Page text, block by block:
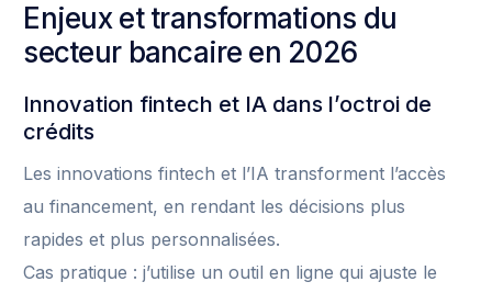
Enjeux et transformations du
secteur bancaire en 2026
Innovation fintech et IA dans l’octroi de
crédits
Les innovations fintech et l’IA transforment l’accès
au financement, en rendant les décisions plus
rapides et plus personnalisées.
Cas pratique : j’utilise un outil en ligne qui ajuste le